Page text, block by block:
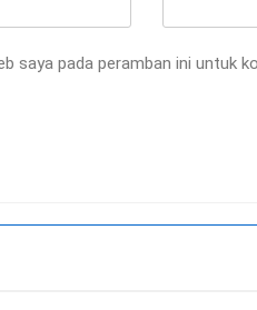
saya pada peramban ini untuk
CALEG
JAKARTA